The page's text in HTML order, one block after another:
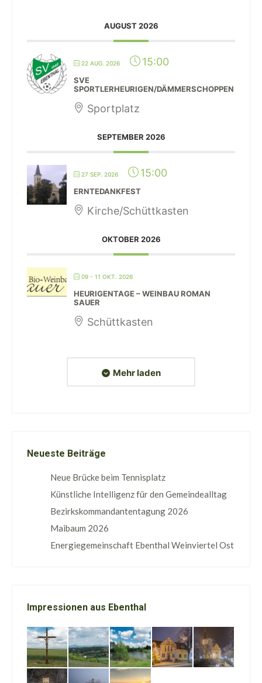
AUGUST 2026
22 AUG. 2026 15:00
SVE
SPORTLERHEURIGEN/DÄMMERSCHOPPEN
Sportplatz
SEPTEMBER 2026
27 SEP. 2026 15:00
ERNTEDANKFEST
Kirche/Schüttkasten
OKTOBER 2026
09 - 11 OKT. 2026
HEURIGENTAGE – WEINBAU ROMAN
SAUER
Schüttkasten
Mehr laden
Neueste Beiträge
Neue Brücke beim Tennisplatz
Künstliche Intelligenz für den Gemeindealltag
Bezirkskommandantentagung 2026
Maibaum 2026
Energiegemeinschaft Ebenthal Weinviertel Ost
Impressionen aus Ebenthal